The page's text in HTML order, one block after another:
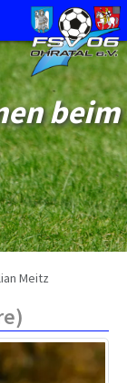
beim
Meitz